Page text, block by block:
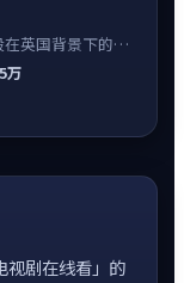
英国背景下的冒
斯莱特饰演的主
与命运转折相互
万
视剧在线看」的